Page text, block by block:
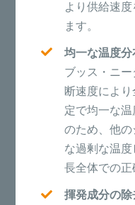
より供給速
ます。
均一な温度分
ブッス・ニー
断速度によ
定で均一な
のため、他の
な過剰な温
長全体での正
揮発成分の除